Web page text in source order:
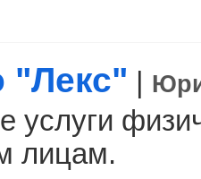
"Лекс"
услуги
лицам.